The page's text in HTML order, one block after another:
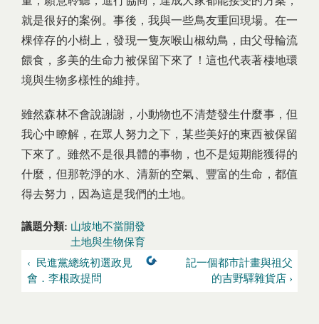
就是很好的案例。事後，我與一些鳥友重回現場。在一
棵倖存的小樹上，發現一隻灰喉山椒幼鳥，由父母輪流
餵食，多美的生命力被保留下來了！這也代表著棲地環
境與生物多樣性的維持。
雖然森林不會說謝謝，小動物也不清楚發生什麼事，但
我心中瞭解，在眾人努力之下，某些美好的東西被保留
下來了。雖然不是很具體的事物，也不是短期能獲得的
什麼，但那乾淨的水、清新的空氣、豐富的生命，都值
得去努力，因為這是我們的土地。
議題分類: 山坡地不當開發
土地與生物保育
‹ 民進黨總統初選政見
會．李根政提問
記一個都市計畫與祖父
的吉野驛雜貨店 ›